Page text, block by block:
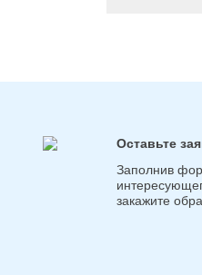
Оставьте
Заполнив
закажите